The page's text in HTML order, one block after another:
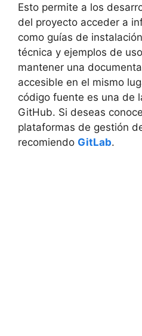
Esto permite a los
del proyecto acceder a
como guías de
técnica y ejemplos de
mantener una
accesible en el mismo
código fuente es una de
GitHub. Si deseas
plataformas de gestión
recomiendo GitLab.